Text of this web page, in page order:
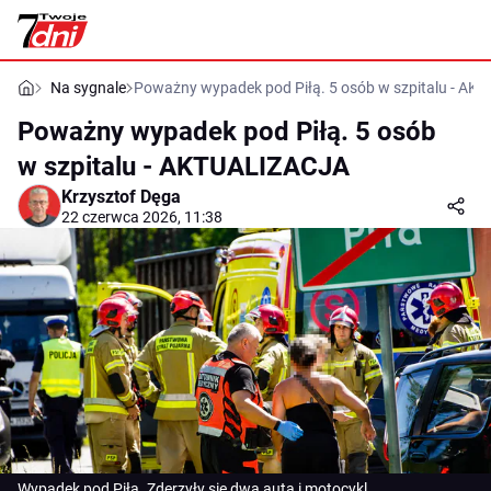
Na sygnale Poważny wypadek pod Piłą. 5 osób w szpitalu -
Poważny wypadek pod Piłą. 5 osób
w szpitalu - AKTUALIZACJA
Krzysztof Dęga
22 czerwca 2026, 11:38